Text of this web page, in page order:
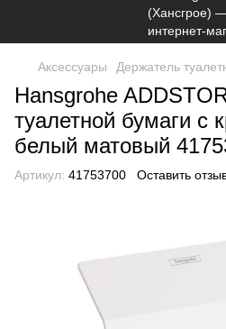
Аксессуары Держатель
Hansgrohe
туалетной бумаги с
белый матовый
Артикул: 41753700 Оставить